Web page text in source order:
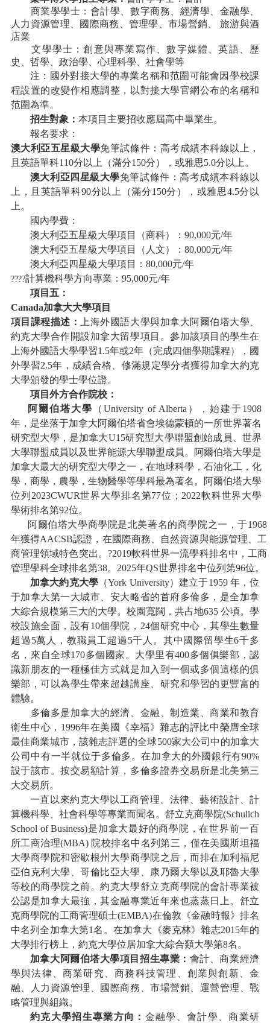
商業學學士：會計學、數字商務、經濟學、金融學、
人力資源管理、國際商務、管理學、市場營銷、
旅游與酒
店業
文學學士：創意與專業寫作、數字媒體、英語、歷
史、哲學、政治學、心理科學、社會學等
注：國外對接大學的專業名稱和范圍可能會因學校課
程設置的改變作相應調整，以對接大學官網公布的名稱和
范圍為準。
招生對象： 本項目主要招收應屆高中畢業生。
報名要求：
澳大利亞五星級大學免筆試條件：高考成績本科線以上，
且英語單科110分以上（滿分150分），或雅思5.0分以上。
澳大利亞四星級大學免筆試條件：高考成績本科線以
上，且英語單科90分以上（滿分150分），或雅思4.5分以
上。
國內學費：
澳大利亞五星級大學項目（商科）： 90,000元/年
澳大利亞五星級大學項目（人文）： 80,000元/年
澳大利亞四星級大學項目： 80,000元/年
????計算機科學方向專業： 95,000元/年
項目五：
Canada加拿大大學項目
項目課程描述：
上海外國語大學與加拿大阿爾伯塔大學、
約克大學合作開設加拿大留學項目。參加該項目的學生在
上海外國語大學學習1.5年或2年（完成四個學期課程），國
外學習2.5年，成績合格、修滿規定學分者獲得加拿大約克
大學頒發的學士學位證。
項目外方合作院校：
阿爾伯塔大學
（University of Alberta ），始建于1908
年，是坐落于加拿大阿爾伯塔省會埃德蒙頓的一所世界著名
研究型大學，是加拿大U15研究型大學聯盟創始成員、世界
大學聯盟成員以及世界能源大學聯盟成員。阿爾伯塔大學是
加拿大最大的研究型大學之一，在地球科學，石油化工，化
學，商學，農學，生物醫學等學科最為著名。阿爾伯塔大學
位列 2023CWUR世界大學排名第77位； 2022軟科世界大學
學術排名第92位。
阿爾伯塔大學商學院是北美著名的商學院之一，于1968
年獲得AACSB認證，在國際商務、自然資源與能源管理、工
商管理領域特色突出。 ?2019軟科世界一流學科排名中，工商
管理學科全球排名第38。 2025年QS世界排名中位列第96位。
加拿大約克大學 （York University）建立于1959 年，位
于加拿大第一大城市、安大略省的首府多倫多，是全加拿
大綜合規模第三大的大學。校園寬闊，共占地635 公頃。學
校設施全面，設有10個學院，24個研究中心，其學生數量
超過5萬人，教職員工超過5千人。其中國際留學生6千多
名，來自全球170多個國家。大學里有400多個俱樂部，認
識新朋友的一種極佳方式就是加入到一個或多個這樣的俱
樂部，可以為學生帶來超越講座、研究和學習的更豐富的
體驗。
多倫多是加拿大的經濟、金融、制造業、商業和教育
衛生中心， 1996年在美國《幸福》雜志的評比中榮膺全球
最佳商業城市，該雜志評選的全球500家大公司中的加拿大
公司中有一半就位于多倫多。在加拿大的外國銀行有90%
設于該市。按交易額計算，多倫多證券交易所是北美第三
大交易所。
一直以來約克大學以工商管理、法律、藝術設計、計
算機科學、社會科學等專業而聞名。舒立克商學院(Schulich
School of Business)是加拿大最好的商學院，在世界前一百
所工商治理(MBA) 院校排名中名列第三，僅在美國斯坦福
大學商學院和密歇根州大學商學院之后，而排在加利福尼
亞伯克利大學、哥倫比亞大學、康乃爾大學以及耶魯大學
等校的商學院之前。約克大學舒立克商學院的會計專業被
公認是加拿大最強，其金融專業近年來也蒸蒸日上。舒立
克商學院的工商管理碩士(EMBA)在倫敦《金融時報》排名
中名列全加拿大第1名。在加拿大《麥克林》雜志2015年的
大學排行榜上，約克大學位居加拿大綜合類大學第8名。
加拿大阿爾伯塔大學項目招生專業： 會計、商業經濟
學與法律、商業研究、商務科技管理、創業與創新、金
融、人力資源管理、國際商務、市場營銷、運營管理、戰
略管理與組織。
約克大學招生專業方向： 金融學、會計學、商業研